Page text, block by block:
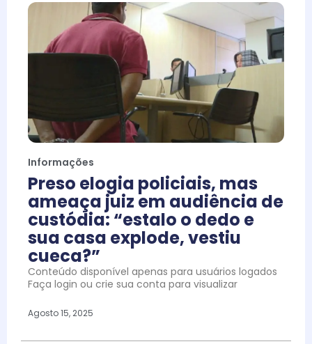
Informações
Preso elogia policiais, mas
ameaça juiz em audiência de
custódia: “estalo o dedo e
sua casa explode, vestiu
cueca?”
Conteúdo disponível apenas para usuários logados
Faça login ou crie sua conta para visualizar
Agosto 15, 2025